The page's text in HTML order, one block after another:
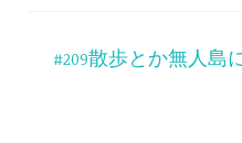
ビ#209散歩とか無人島